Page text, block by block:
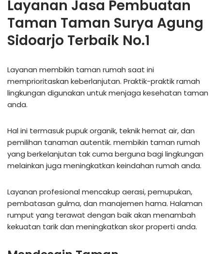
Layanan Jasa Pembuatan
Taman Taman Surya Agung
Sidoarjo Terbaik No.1
Layanan membikin taman rumah saat ini
memprioritaskan keberlanjutan. Praktik-praktik ramah
lingkungan digunakan untuk menjaga kesehatan taman
anda.
Hal ini termasuk pupuk organik, teknik hemat air, dan
pemilihan tanaman autentik. membikin taman rumah
yang berkelanjutan tak cuma berguna bagi lingkungan
melainkan juga meningkatkan keindahan rumah anda.
Layanan profesional mencakup aerasi, pemupukan,
pembatasan gulma, dan manajemen hama. Halaman
rumput yang terawat dengan baik akan menambah
kekuatan tarik dan meningkatkan skor properti anda.